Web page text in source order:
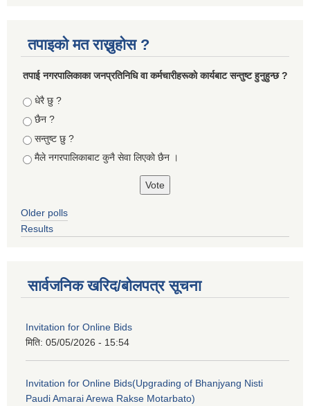
तपाइको मत राख्नुहोस ?
तपा‌ई नगरपालिकाका जनप्रतिनिधि वा कर्मचारीहरूकाे कार्यबाट सन्तुष्ट हुनुहुन्छ ?
Choices
धेरै छु ?
छैन ?
सन्तुष्ट छु ?
मैले नगरपालिकाबाट कुनै सेवा लिएकाे छैन ।
Older polls
Results
सार्वजनिक खरिद/बोलपत्र सूचना
Invitation for Online Bids
मिति: 05/05/2026 - 15:54
Invitation for Online Bids(Upgrading of Bhanjyang Nisti
Paudi Amarai Arewa Rakse Motarbato)